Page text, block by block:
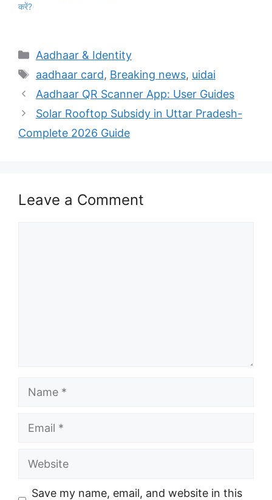
करें?
Categories
Aadhaar & Identity
Tags
aadhaar card, Breaking news, uidai
Aadhaar QR Scanner App: User Guides
Solar Rooftop Subsidy in Uttar Pradesh-
Complete 2026 Guide
Leave a Comment
Website
Save my name, email, and website in this